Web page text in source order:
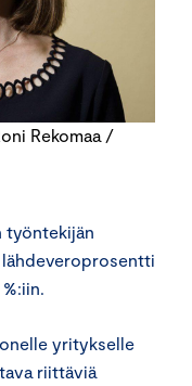
Rekomaa /
työntekijän
yritykselle
riittäviä